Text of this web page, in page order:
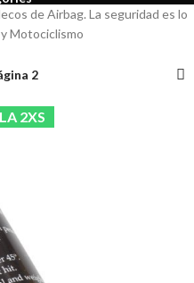
de Airbag. La seguridad es lo
Motociclismo
2
2XS